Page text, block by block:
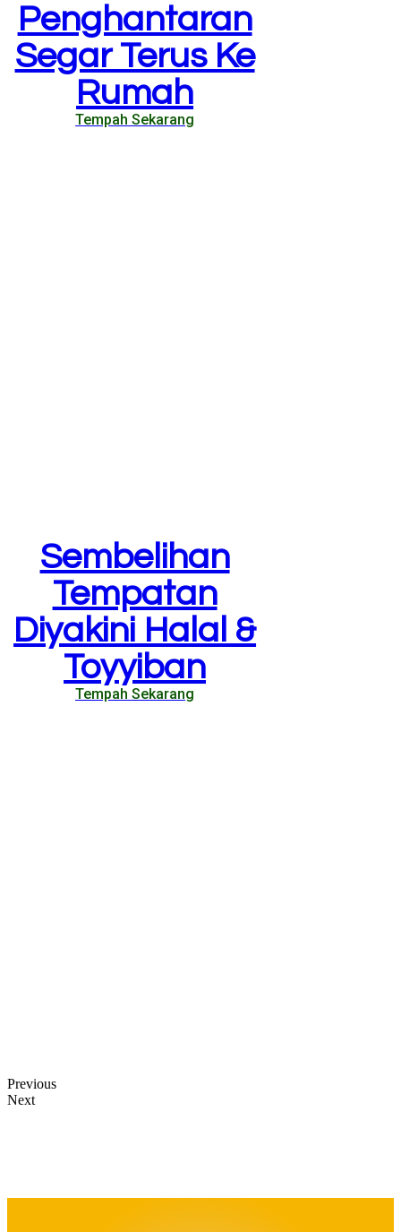
Penghantaran
Segar Terus Ke
Rumah
Tempah Sekarang
Sembelihan
Tempatan
Diyakini Halal &
Toyyiban
Tempah Sekarang
Previous
Next